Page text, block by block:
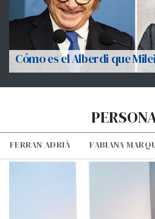
Cómo es el Alberdi que
FERRAN ADRIÀ FABIANA